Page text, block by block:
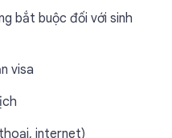
bắt buộc đối với sinh
visa
internet)